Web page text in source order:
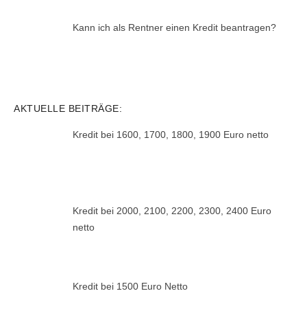
Kann ich als Rentner einen Kredit beantragen?
AKTUELLE BEITRÄGE:
Kredit bei 1600, 1700, 1800, 1900 Euro netto
Kredit bei 2000, 2100, 2200, 2300, 2400 Euro
netto
Kredit bei 1500 Euro Netto